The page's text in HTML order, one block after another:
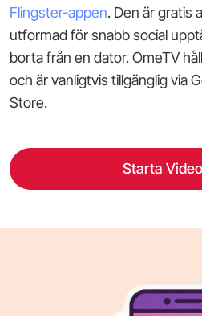
Flingster-appen. Den är gratis
utformad för snabb social
borta från en dator. OmeTV
och är vanligtvis tillgänglig via
Store.
Starta